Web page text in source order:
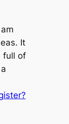
It
full of